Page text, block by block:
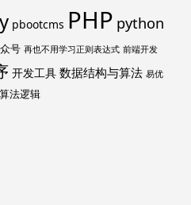
pbootcms PHP python
号 再也不用学习正则表达式 前端开发
开发工具 数据结构与算法 易优
算法逻辑